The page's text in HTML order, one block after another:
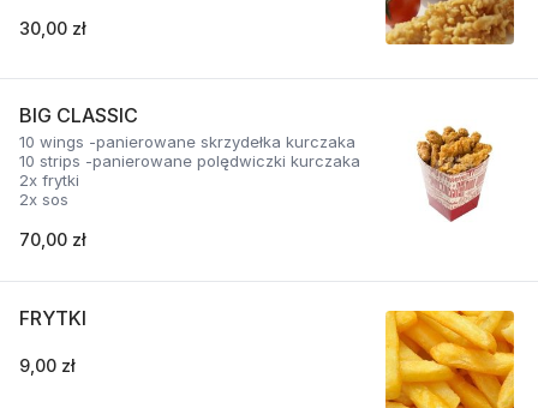
30,00 zł
BIG CLASSIC
10 wings -panierowane skrzydełka kurczaka
10 strips -panierowane polędwiczki kurczaka
2x frytki
2x sos
70,00 zł
FRYTKI
9,00 zł